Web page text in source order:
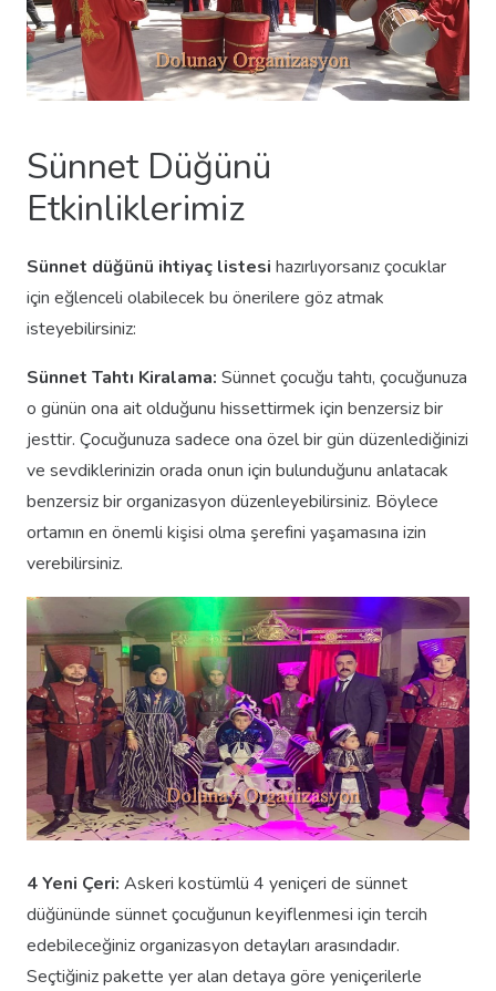
Sünnet Düğünü
Etkinliklerimiz
Sünnet düğünü ihtiyaç listesi hazırlıyorsanız çocuklar
için eğlenceli olabilecek bu önerilere göz atmak
isteyebilirsiniz:
Sünnet Tahtı Kiralama: Sünnet çocuğu tahtı, çocuğunuza
o günün ona ait olduğunu hissettirmek için benzersiz bir
jesttir. Çocuğunuza sadece ona özel bir gün düzenlediğinizi
ve sevdiklerinizin orada onun için bulunduğunu anlatacak
benzersiz bir organizasyon düzenleyebilirsiniz. Böylece
ortamın en önemli kişisi olma şerefini yaşamasına izin
verebilirsiniz.
4 Yeni Çeri: Askeri kostümlü 4 yeniçeri de sünnet
düğününde sünnet çocuğunun keyiflenmesi için tercih
edebileceğiniz organizasyon detayları arasındadır.
Seçtiğiniz pakette yer alan detaya göre yeniçerilerle